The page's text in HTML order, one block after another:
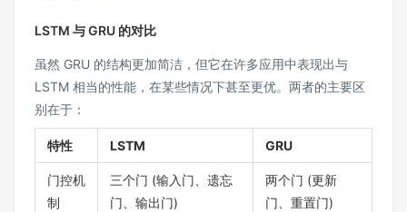
LSTM 与 GRU 的对比
虽然 GRU 的结构更加简洁，但它在许多应用中表现出与
LSTM 相当的性能，在某些情况下甚至更优​。两者的主要区
别在于：
特性 LSTM GRU
门控机
制
三个门 (输入门、遗忘
门、输出门)
两个门 (更新
门、重置门)